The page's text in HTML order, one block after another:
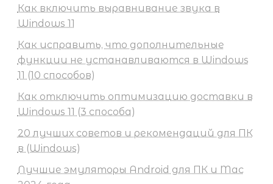
Как включить выравнивание звука в
Windows 11
Как исправить, что дополнительные
функции не устанавливаются в Windows
11 (10 способов)
Как отключить оптимизацию доставки в
Windows 11 (3 способа)
20 лучших советов и рекомендаций для ПК
в (Windows)
Лучшие эмуляторы Android для ПК и Mac